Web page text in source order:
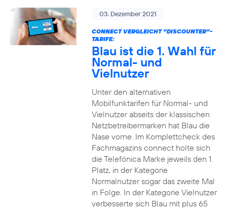
03. Dezember 2021
CONNECT VERGLEICHT “DISCOUNTER”-
TARIFE:
Blau ist die 1. Wahl für
Normal- und
Vielnutzer
Unter den alternativen
Mobilfunktarifen für Normal- und
Vielnutzer abseits der klassischen
Netzbetreibermarken hat Blau die
Nase vorne. Im Komplettcheck des
Fachmagazins connect holte sich
die Telefónica Marke jeweils den 1.
Platz, in der Kategorie
Normalnutzer sogar das zweite Mal
in Folge. In der Kategorie Vielnutzer
verbesserte sich Blau mit plus 65